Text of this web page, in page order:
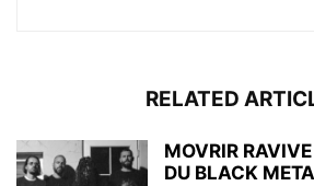
RELATED
MOVRIR
DU BLACK